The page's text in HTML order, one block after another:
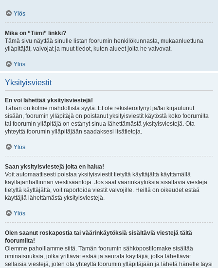
Ylös
Mikä on “Tiimi” linkki?
Tämä sivu näyttää sinulle listan foorumin henkilökunnasta, mukaanluettuna
ylläpitäjät, valvojat ja muut tiedot, kuten alueet joita he valvovat.
Ylös
Yksityisviestit
En voi lähettää yksityisviestejä!
Tähän on kolme mahdollista syytä. Et ole rekisteröitynyt ja/tai kirjautunut
sisään, foorumin ylläpitäjä on poistanut yksityisviestit käytöstä koko foorumilta
tai foorumin ylläpitäjä on estänyt sinua lähettämästä yksityisviestejä. Ota
yhteyttä foorumin ylläpitäjään saadaksesi lisätietoja.
Ylös
Saan yksityisviestejä joita en halua!
Voit automaattisesti poistaa yksityisviestit tietyltä käyttäjältä käyttämällä
käyttäjänhallinnan viestisääntöjä. Jos saat väärinkäytöksiä sisältäviä viestejä
tietyltä käyttäjältä, voit raportoida viestit valvojille. Heillä on oikeudet estää
käyttäjiä lähettämästä yksityisviestejä.
Ylös
Olen saanut roskapostia tai väärinkäytöksiä sisältäviä viestejä tältä
foorumilta!
Olemme pahoillamme siitä. Tämän foorumin sähköpostilomake sisältää
ominaisuuksia, jotka yrittävät estää ja seurata käyttäjiä, jotka lähettävät
sellaisia viestejä, joten ota yhteyttä foorumin ylläpitäjään ja lähetä hänelle täysi